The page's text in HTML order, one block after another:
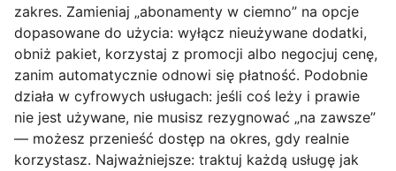
zakres. Zamieniaj „abonamenty w ciemno” na opcje
dopasowane do użycia: wyłącz nieużywane dodatki,
obniż pakiet, korzystaj z promocji albo negocjuj cenę,
zanim automatycznie odnowi się płatność. Podobnie
działa w cyfrowych usługach: jeśli coś leży i prawie
nie jest używane, nie musisz rezygnować „na zawsze”
— możesz przenieść dostęp na okres, gdy realnie
korzystasz. Najważniejsze: traktuj każdą usługę jak